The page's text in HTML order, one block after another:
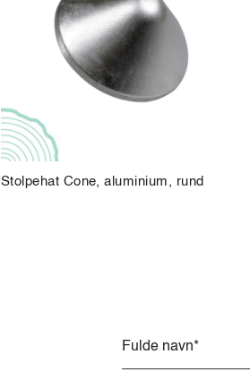
Stolpehat Cone, aluminium, rund